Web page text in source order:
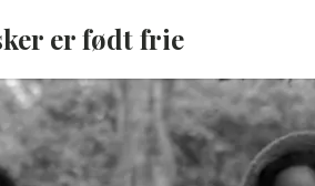
er født frie